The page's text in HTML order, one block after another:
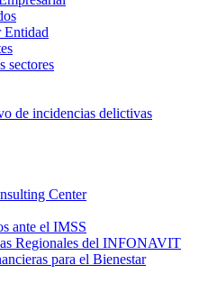
Entidad
sectores
de incidencias delictivas
Center
ante el IMSS
Regionales del INFONAVIT
para el Bienestar